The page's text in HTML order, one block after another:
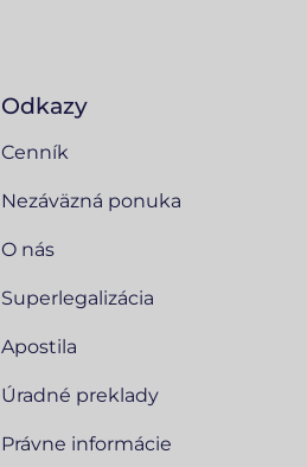
Odkazy
Cenník
Nezáväzná ponuka
O nás
Superlegalizácia
Apostila
Úradné preklady
Právne informácie